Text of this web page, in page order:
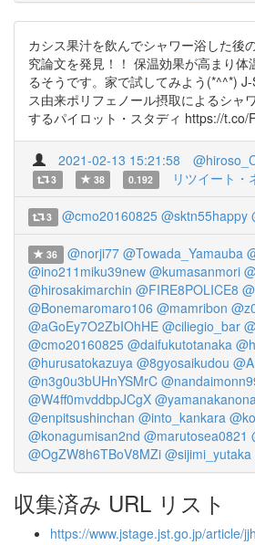
カシス果汁を飲んでシャワー浴した後
究論文を発見！！ 保温効果が高まり体
るそうです。家で試してみよう(*^^*)
ス由来ポリフェノール摂取によるシャ
するパイロット・スタディ https://t.co/
2021-02-13 15:21:58
3 38 0.192 リツイート・
3 @cmo20160825 @sktn55happy
36 @norji77 @Towada_Yamauba
@ino211miku39new @kumasanmori
@hirosakimarchin @FIRE8POLICE8
@Bonemaromaro106 @mamribon
@aGoEy7O2ZbIOhHE @ciliegio_bar
@cmo20160825 @daifukutotanaka
@hurusatokazuya @8gyosaikudou
@n3g0u3bUHnYSMrC
@W4ff0mvddbpJCgX
@enpitsushinchan @into_kankara
@konagumisan2nd @marutosea0821
@OgZW8h6TBoV8MZi @sijimi_yutaka
収集済み URL リスト
https://www.jstage.jst.go.jp/article/